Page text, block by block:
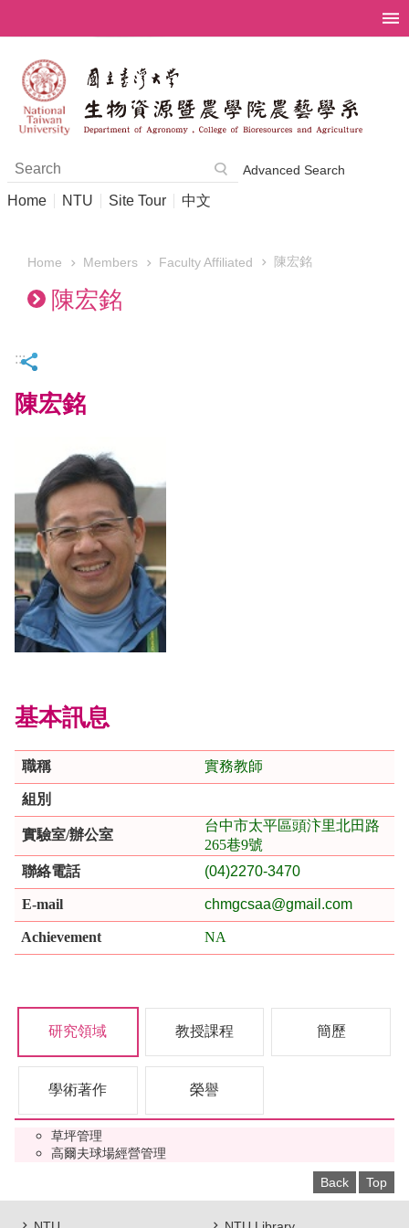
Advanced Search
Home NTU Site Tour 中文
Home Members Faculty Affiliated 陳宏銘
陳宏銘
:::
陳宏銘
基本訊息
職稱 實務教師
組別
實驗室/辦公室
台中市太平區頭汴里北田路
265巷9號
聯絡電話
(04)2270-3470
E-mail chmgcsaa@gmail.com
Achievement NA
研究領域 教授課程 簡歷
學術著作 榮譽
草坪管理
高爾夫球場經營管理
Back Top